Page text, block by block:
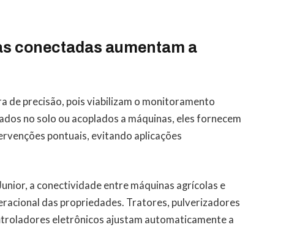
conectadas aumentam a
de precisão, pois viabilizam o monitoramento
no solo ou acoplados a máquinas, eles fornecem
pontuais, evitando aplicações
a conectividade entre máquinas agrícolas e
das propriedades. Tratores, pulverizadores
eletrônicos ajustam automaticamente a